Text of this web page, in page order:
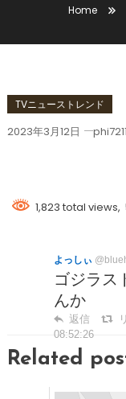
Home
TVニューストレンド
2023年3月12日
1,823 total
よっしぃ
ゴジラス
んか
返信
08:52:26
Related